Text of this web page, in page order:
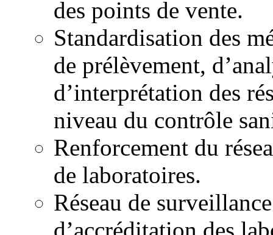
des points de vente.
Standardisation des
de prélèvement,
d’interprétation des
niveau du contrôle
Renforcement du
de laboratoires.
Réseau de
d’accréditation des